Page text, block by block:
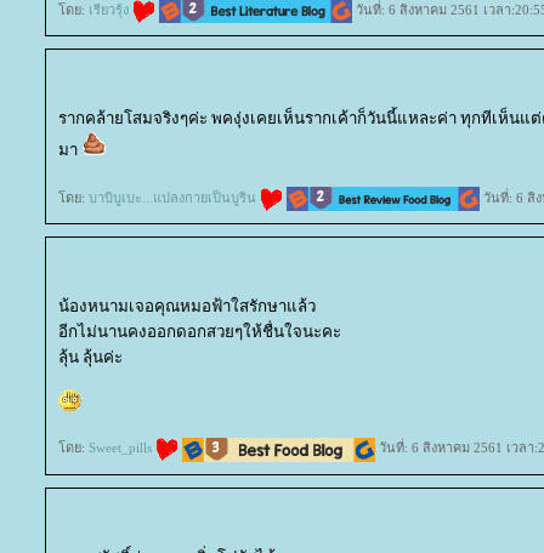
ดย: เรียวรุ้ง วันที่: 6 สิงหาคม 2561 เวลา
รากคล้ายโสมจริงๆค่ะ พคงุ่งเคยเห็นรากเค้าก็วันนี้แหละค่า ทุกทีเห็นแ
มา
ดย: บาบิบูเบะ...แปลงกายเป็นบูริน วันที่: 6 สิง
น้องหนามเจอคุณหมอฟ้าใสรักษาแล้ว
อีกไม่นานคงออกดอกสวยๆให้ชื่นใจนะคะ
ลุ้น ลุ้นค่ะ
ดย: Sweet_pills วันที่: 6 สิงหาคม 2561 เวลา